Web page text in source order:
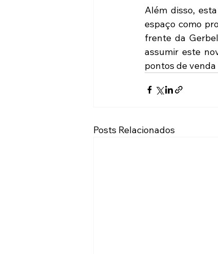
Além disso,
espaço como
frente da
assumir este
pontos de
Posts Relacionados